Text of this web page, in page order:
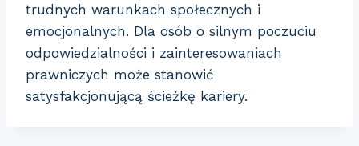
trudnych warunkach społecznych i
emocjonalnych. Dla osób o silnym poczuciu
odpowiedzialności i zainteresowaniach
prawniczych może stanowić
satysfakcjonującą ścieżkę kariery.